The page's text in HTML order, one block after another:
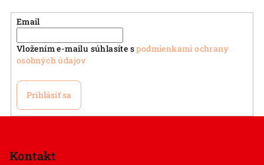
Email
Vložením e-mailu súhlasíte spodmienkami ochrany
osobných údajov
Prihlásiť sa
Kontakt